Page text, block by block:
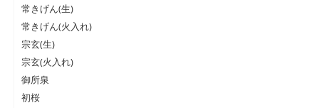
常きげん(生)
常きげん(火入れ)
宗玄(生)
宗玄(火入れ)
御所泉
初桜